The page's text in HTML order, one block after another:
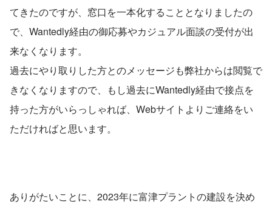
てきたのですが、窓口を一本化することとなりましたの
で、Wantedly経由の御応募やカジュアル面談の受付が出
来なくなります。
過去にやり取りした方とのメッセージも弊社からは閲覧で
きなくなりますので、もし過去にWantedly経由で接点を
持った方がいらっしゃれば、Webサイトよりご連絡をい
ただければと思います。
ありがたいことに、2023年に富津プラントの建設を決め